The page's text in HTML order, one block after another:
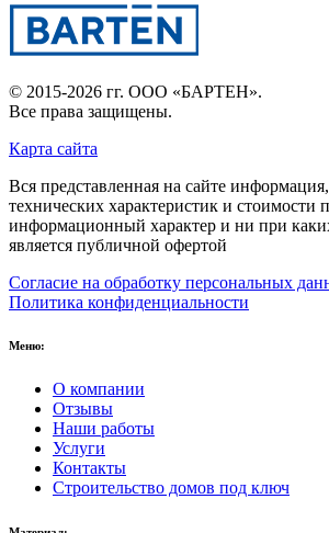
© 2015-2026 гг. ООО «БАРТЕН».
Все права защищены.
Карта сайта
Вся представленная на сайте
технических характеристик и стоимости
информационный характер и ни при
является публичной офертой
Согласие на обработку персональных
Политика конфиденциальности
Меню:
О компании
Отзывы
Наши работы
Услуги
Контакты
Строительство домов под ключ